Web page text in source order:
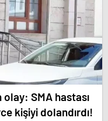
olay: SMA hastası
kişiyi dolandırdı!